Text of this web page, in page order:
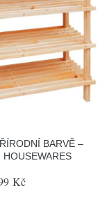
BARVĚ –
HOUSEWARES
Kč